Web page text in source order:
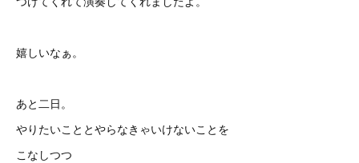
嬉しいなぁ。
あと二日。
やりたいこととやらなきゃいけないことを
こなしつつ